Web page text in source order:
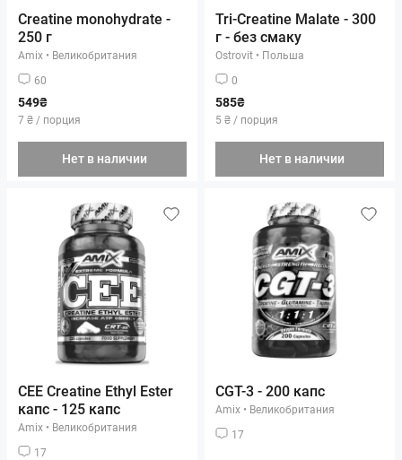
Creatine monohydrate -
250 г
Amix • Великобритания
60
549₴
7 ₴ / порция
Нет в наличии
Tri-Creatine Malate - 300
г - без смаку
Ostrovit • Польша
0
585₴
5 ₴ / порция
Нет в наличии
CEE Creatine Ethyl Ester
капс - 125 капс
Amix • Великобритания
17
CGT-3 - 200 капс
Amix • Великобритания
17